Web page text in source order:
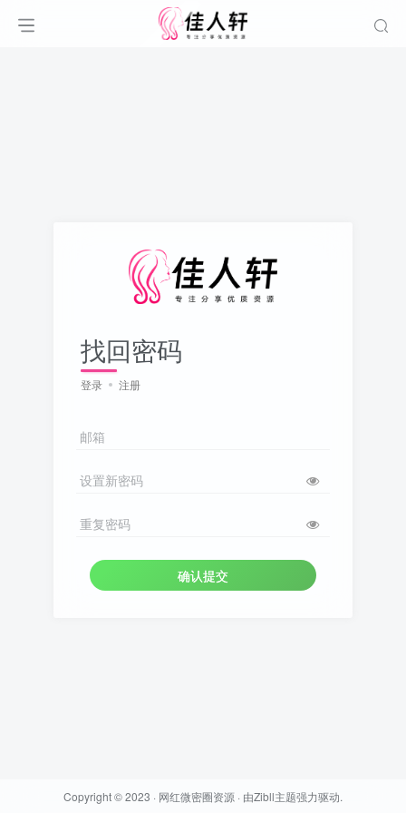
找回密码
登录 注册
邮箱
设置新密码
重复密码
确认提交
Copyright © 2023 · 网红微密圈资源 · 由Zibll主题强力驱动.